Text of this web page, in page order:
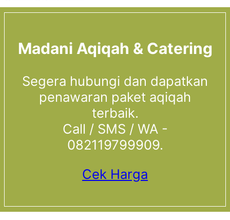
Madani Aqiqah & Catering
Segera hubungi dan dapatkan
penawaran paket aqiqah
terbaik.
Call / SMS / WA -
082119799909.
Cek Harga